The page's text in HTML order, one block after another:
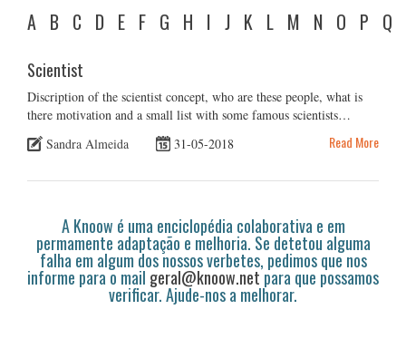
A B C D E F G H I J K L M N O P Q
Scientist
Discription of the scientist concept, who are these people, what is
there motivation and a small list with some famous scientists…
Sandra Almeida
31-05-2018 Read More
A Knoow é uma enciclopédia colaborativa e em
permamente adaptação e melhoria. Se detetou alguma
falha em algum dos nossos verbetes, pedimos que nos
informe para o mail geral@knoow.netpara que possamos
verificar. Ajude-nos a melhorar.